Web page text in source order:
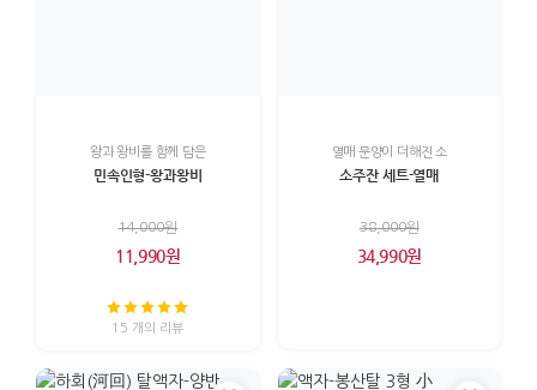
왕과 왕비를 함께 담은
민속인형-왕과왕비
14,000원
11,990원
15 개의 리뷰
열매 문양이 더해진 소
소주잔 세트-열매
38,000원
34,990원